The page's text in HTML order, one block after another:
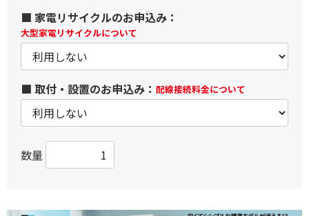
■ 家電リサイクルのお申込み：
大型家電リサイクルについて
■ 取付・設置のお申込み： 配線接続料金について
数量